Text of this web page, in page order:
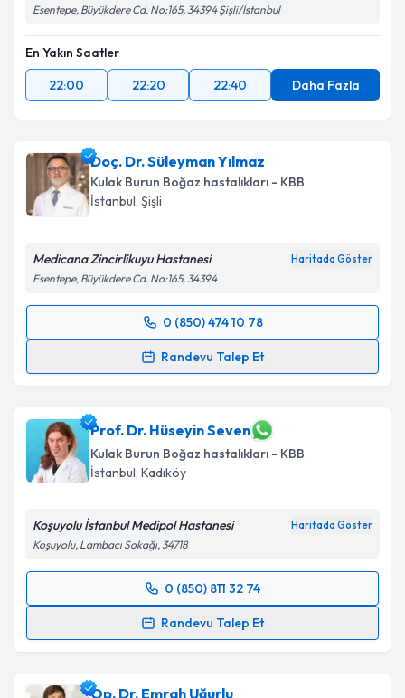
Esentepe, Büyükdere Cd. No:165, 34394 Şişli/İstanbul
En Yakın Saatler
22:00
22:20 22:40 Daha Fazla
Doç. Dr. Süleyman Yılmaz
Kulak Burun Boğaz hastalıkları - KBB
İstanbul, Şişli
Medicana Zincirlikuyu Hastanesi Haritada Göster
Esentepe, Büyükdere Cd. No:165, 34394
0 (850) 474 10 78
Randevu Talep Et
Randevu Takvimi Talebi
için bir takvim hazırlandığında e-posta ile
bilgilendireceğiz.
E-posta Adresiniz
Kişisel verilerimin işlenmesine ilişkinAydınlatma
'ni okudum ve kişisel verilerimin belirtilen
kapsamda işlenmesini kabul ediyorum.
Prof. Dr. Hüseyin Seven
Kulak Burun Boğaz hastalıkları - KBB
İstanbul, Kadıköy
Koşuyolu İstanbul Medipol Hastanesi Haritada Göster
Koşuyolu, Lambacı Sokağı, 34718
0 (850) 811 32 74
Randevu Talep Et
Randevu Takvimi Talebi
takvim hazırlandığında e-posta ile bilgilendireceğiz.
Op. Dr. Emrah Uğurlu